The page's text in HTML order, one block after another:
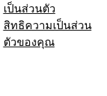
เป็นส่วนตัว
สิทธิความเป็นส่วน
ตัวของคุณ